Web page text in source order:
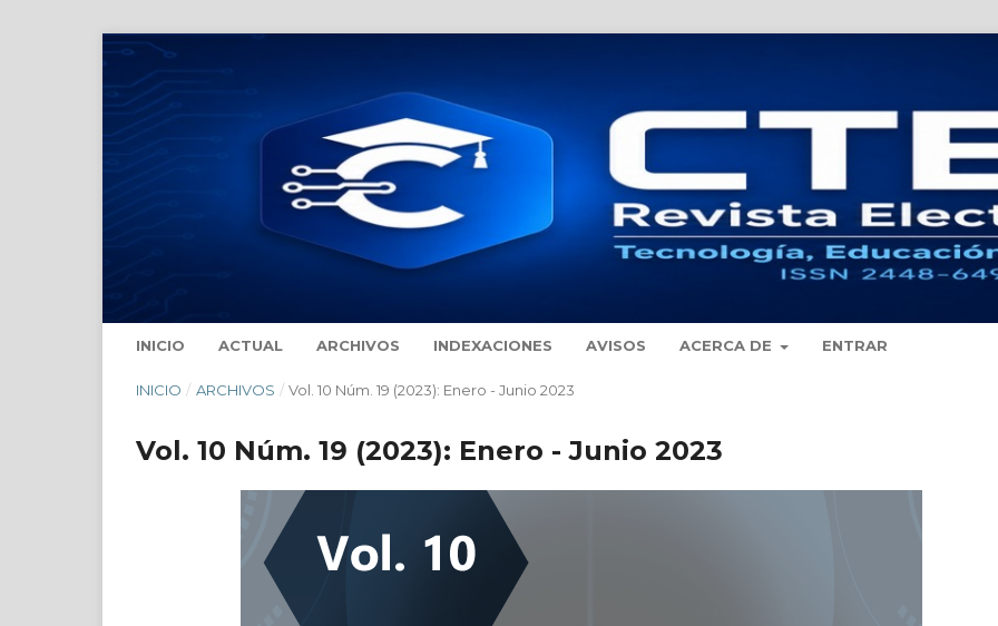
INICIO ACTUAL ARCHIVOS INDEXACIONES AVISOS ACERCA DE ENTRAR
INICIO / ARCHIVOS / Vol. 10 Núm. 19 (2023): Enero - Junio 2023
Vol. 10 Núm. 19 (2023): Enero - Junio 2023